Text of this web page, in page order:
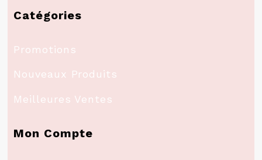
Catégories
Promotions
Nouveaux Produits
Meilleures Ventes
Mon Compte